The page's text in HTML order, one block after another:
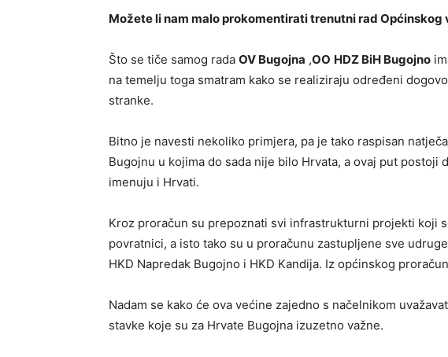
Možete li nam malo prokomentirati trenutni rad Općinskog
Što se tiče samog rada OV Bugojna ,OO HDZ BiH Bugojno
na temelju toga smatram kako se realiziraju određeni
stranke.
Bitno je navesti nekoliko primjera, pa je tako raspisan
Bugojnu u kojima do sada nije bilo Hrvata, a ovaj put postoji
imenuju i Hrvati.
Kroz proračun su prepoznati svi infrastrukturni projekti koji
povratnici, a isto tako su u proračunu zastupljene sve
HKD Napredak Bugojno i HKD Kandija. Iz općinskog
Nadam se kako će ova većine zajedno s načelnikom
stavke koje su za Hrvate Bugojna izuzetno važne.